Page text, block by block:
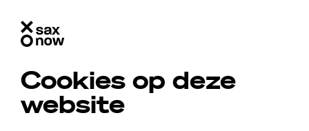
Cookies op deze
website